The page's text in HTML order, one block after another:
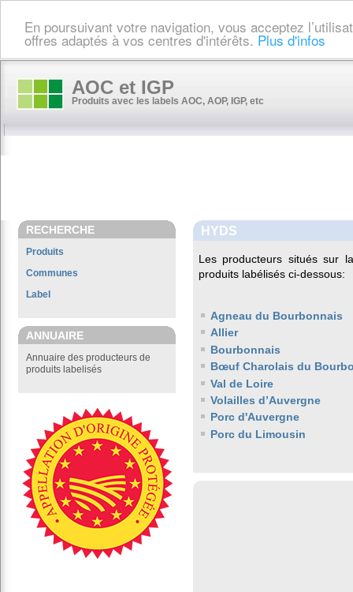
En poursuivant votre navigation, vous acceptez
offres adaptés à vos centres d'intérêts. Plus d'infos
AOC et IGP
Produits avec les labels AOC, AOP, IGP, etc
RECHERCHE
Produits
Communes
Label
ANNUAIRE
Annuaire des producteurs de
produits labelisés
HYDS
Les producteurs situés sur
produits labélisés ci-dessous:
Agneau du Bourbonnais
Allier
Bourbonnais
Bœuf Charolais du
Val de Loire
Volailles d’Auvergne
Porc d'Auvergne
Porc du Limousin